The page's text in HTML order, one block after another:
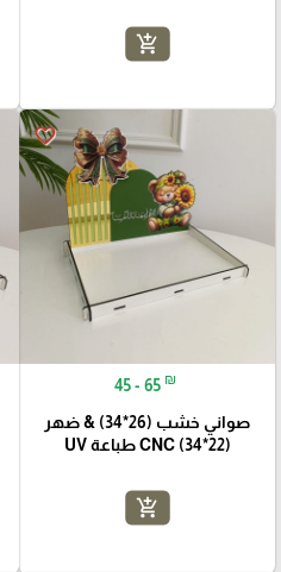
add_shopping_cart
favorite_border
45 - 65 ₪
صواني خشب (26*34) & ضهر
(22*34) CNC طباعة UV
add_shopping_cart